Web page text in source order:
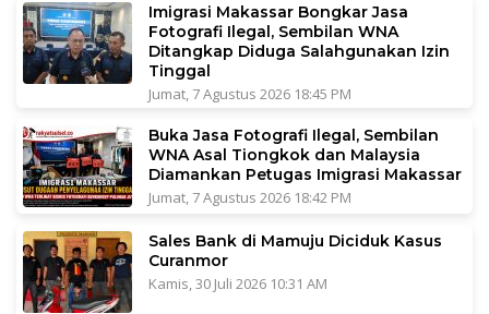
Imigrasi Makassar Bongkar Jasa
Fotografi Ilegal, Sembilan WNA
Ditangkap Diduga Salahgunakan Izin
Tinggal
Jumat, 7 Agustus 2026 18:45 PM
Buka Jasa Fotografi Ilegal, Sembilan
WNA Asal Tiongkok dan Malaysia
Diamankan Petugas Imigrasi Makassar
Jumat, 7 Agustus 2026 18:42 PM
Sales Bank di Mamuju Diciduk Kasus
Curanmor
Kamis, 30 Juli 2026 10:31 AM